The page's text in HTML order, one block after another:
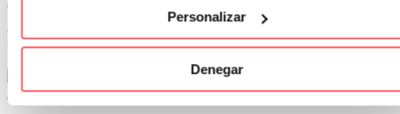
Personalizar
Denegar
Post Relacionados
El papel clave de las cortinas a medida en proyectos de interiorismo